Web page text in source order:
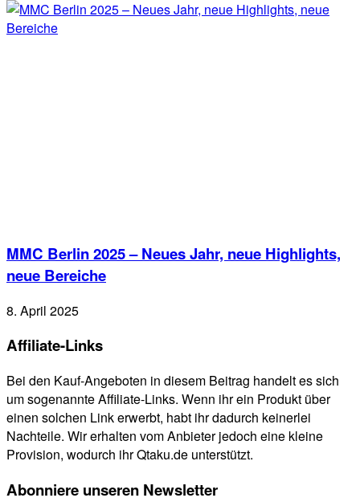
MMC Berlin 2025 – Neues Jahr, neue Highlights,
neue Bereiche
8. April 2025
Affiliate-Links
Bei den Kauf-Angeboten in diesem Beitrag handelt es sich
um sogenannte Affiliate-Links. Wenn ihr ein Produkt über
einen solchen Link erwerbt, habt ihr dadurch keinerlei
Nachteile. Wir erhalten vom Anbieter jedoch eine kleine
Provision, wodurch ihr Qtaku.de unterstützt.
Abonniere unseren Newsletter